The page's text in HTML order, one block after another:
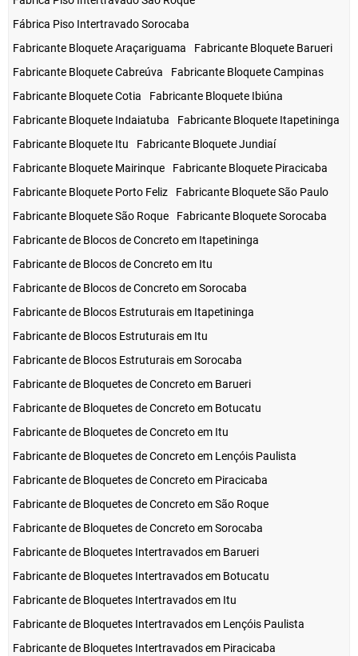
Fábrica Piso Intertravado Sorocaba
Fabricante Bloquete Araçariguama
Fabricante Bloquete Barueri
Fabricante Bloquete Cabreúva
Fabricante Bloquete Campinas
Fabricante Bloquete Cotia
Fabricante Bloquete Ibiúna
Fabricante Bloquete Indaiatuba
Fabricante Bloquete Itapetininga
Fabricante Bloquete Itu
Fabricante Bloquete Jundiaí
Fabricante Bloquete Mairinque
Fabricante Bloquete Piracicaba
Fabricante Bloquete Porto Feliz
Fabricante Bloquete São Paulo
Fabricante Bloquete São Roque
Fabricante Bloquete Sorocaba
Fabricante de Blocos de Concreto em Itapetininga
Fabricante de Blocos de Concreto em Itu
Fabricante de Blocos de Concreto em Sorocaba
Fabricante de Blocos Estruturais em Itapetininga
Fabricante de Blocos Estruturais em Itu
Fabricante de Blocos Estruturais em Sorocaba
Fabricante de Bloquetes de Concreto em Barueri
Fabricante de Bloquetes de Concreto em Botucatu
Fabricante de Bloquetes de Concreto em Itu
Fabricante de Bloquetes de Concreto em Lençóis Paulista
Fabricante de Bloquetes de Concreto em Piracicaba
Fabricante de Bloquetes de Concreto em São Roque
Fabricante de Bloquetes de Concreto em Sorocaba
Fabricante de Bloquetes Intertravados em Barueri
Fabricante de Bloquetes Intertravados em Botucatu
Fabricante de Bloquetes Intertravados em Itu
Fabricante de Bloquetes Intertravados em Lençóis Paulista
Fabricante de Bloquetes Intertravados em Piracicaba